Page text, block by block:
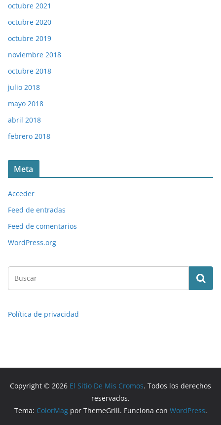
octubre 2021
octubre 2020
octubre 2019
noviembre 2018
octubre 2018
julio 2018
mayo 2018
abril 2018
febrero 2018
Meta
Acceder
Feed de entradas
Feed de comentarios
WordPress.org
Política de privacidad
Copyright © 2026 El Sitio De Mis Cromos. Todos los derechos
reservados.
Tema: ColorMagpor ThemeGrill. Funciona con WordPress.